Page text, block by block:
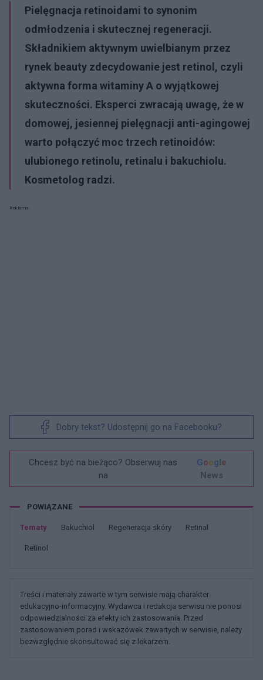
Pielęgnacja retinoidami to synonim
odmłodzenia i skutecznej regeneracji.
Składnikiem aktywnym uwielbianym przez
rynek beauty zdecydowanie jest retinol, czyli
aktywna forma witaminy A o wyjątkowej
skuteczności. Eksperci zwracają uwagę, że w
domowej, jesiennej pielęgnacji anti-agingowej
warto połączyć moc trzech retinoidów:
ulubionego retinolu, retinalu i bakuchiolu.
Kosmetolog radzi.
Reklama:
Dobry tekst? Udostępnij go na Facebooku?
Chcesz być na bieżąco? Obserwuj nas
na
Google
News
POWIĄZANE
Tematy Bakuchiol Regeneracja skóry Retinal
Retinol
Treści i materiały zawarte w tym serwisie mają charakter
edukacyjno-informacyjny. Wydawca i redakcja serwisu nie ponosi
odpowiedzialności za efekty ich zastosowania. Przed
zastosowaniem porad i wskazówek zawartych w serwisie, należy
bezwzględnie skonsultować się z lekarzem.